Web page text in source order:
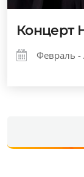
Концерт
Февраль -